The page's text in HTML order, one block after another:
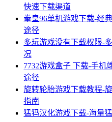
快速下载渠道
拳皇96单机游戏下载-经
途径
多玩游戏没有下载权限-
况
7732游戏盒子 下载-手机
途径
旋转轮胎游戏下载教程-
指南
猛犸汉化游戏下载-海量